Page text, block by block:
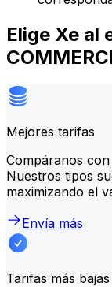
Elige Xe al
Mejores tarifas
Compáranos
Nuestros tipos
maximizando el
Envía más
Tarifas más bajas